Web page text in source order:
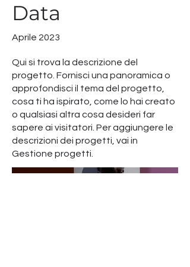
Data
Aprile 2023
Qui si trova la descrizione del
progetto. Fornisci una panoramica o
approfondisci il tema del progetto,
cosa ti ha ispirato, come lo hai creato
o qualsiasi altra cosa desideri far
sapere ai visitatori. Per aggiungere le
descrizioni dei progetti, vai in
Gestione progetti.